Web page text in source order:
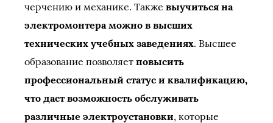
черчению и механике. Также выучиться на
электромонтера можно в высших
технических учебных заведениях. Высшее
образование позволяет повысить
профессиональный статус и квалификацию,
что даст возможность обслуживать
различные электроустановки, которые